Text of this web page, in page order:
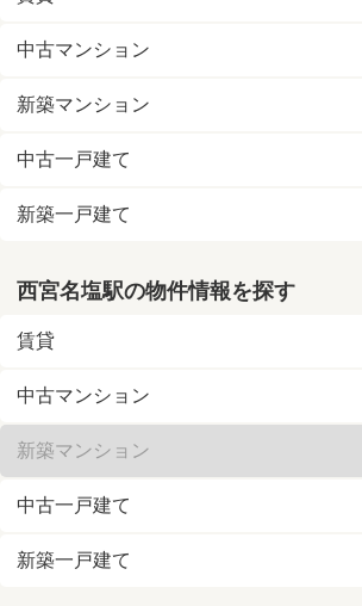
中古マンション
新築マンション
中古一戸建て
新築一戸建て
西宮名塩駅の物件情報を探す
賃貸
中古マンション
新築マンション
中古一戸建て
新築一戸建て